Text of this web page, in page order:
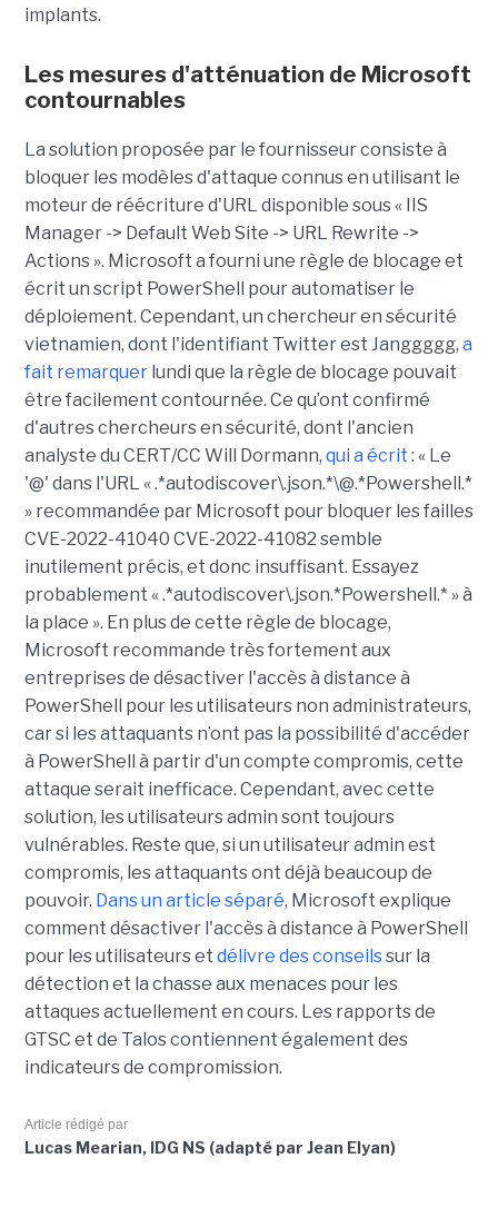
implants.
Les mesures d'atténuation de Microsoft
contournables
La solution proposée par le fournisseur consiste à
bloquer les modèles d'attaque connus en utilisant le
moteur de réécriture d'URL disponible sous « IIS
Manager -> Default Web Site -> URL Rewrite ->
Actions ». Microsoft a fourni une règle de blocage et
écrit un script PowerShell pour automatiser le
déploiement. Cependant, un chercheur en sécurité
vietnamien, dont l'identifiant Twitter est Janggggg, a
fait remarquerlundi que la règle de blocage pouvait
être facilement contournée. Ce qu’ont confirmé
d'autres chercheurs en sécurité, dont l'ancien
analyste du CERT/CC Will Dormann, qui a écrit : « Le
'@' dans l'URL « .*autodiscover\.json.*\@.*Powershell.*
» recommandée par Microsoft pour bloquer les failles
CVE-2022-41040 CVE-2022-41082 semble
inutilement précis, et donc insuffisant. Essayez
probablement « .*autodiscover\.json.*Powershell.* » à
la place ». En plus de cette règle de blocage,
Microsoft recommande très fortement aux
entreprises de désactiver l'accès à distance à
PowerShell pour les utilisateurs non administrateurs,
car si les attaquants n’ont pas la possibilité d'accéder
à PowerShell à partir d'un compte compromis, cette
attaque serait inefficace. Cependant, avec cette
solution, les utilisateurs admin sont toujours
vulnérables. Reste que, si un utilisateur admin est
compromis, les attaquants ont déjà beaucoup de
pouvoir. Dans un article séparé, Microsoft explique
comment désactiver l'accès à distance à PowerShell
pour les utilisateurs et délivre des conseilssur la
détection et la chasse aux menaces pour les
attaques actuellement en cours. Les rapports de
GTSC et de Talos contiennent également des
indicateurs de compromission.
Article rédigé par
Lucas Mearian, IDG NS (adapté par Jean Elyan)